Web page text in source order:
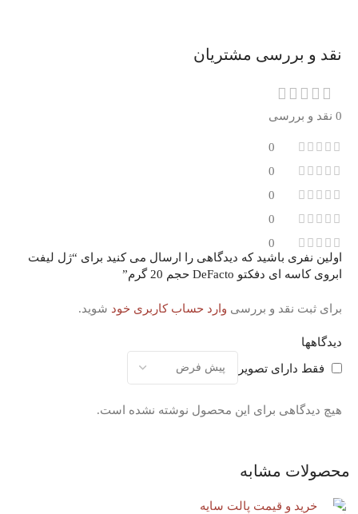
نقد و بررسی مشتریان
0 نقد و بررسی
0
0
0
0
0
دیدگاهها
فقط دارای تصویر
هیچ دیدگاهی برای این محصول نوشته نشده است.
اولین نفری باشید که دیدگاهی را ارسال می کنید برای “ژل لیفت
ابروی کاسه ای دفکتو DeFacto حجم 20 گرم”
برای ثبت نقد و بررسی وارد حساب کاربری خود شوید.
محصولات مشابه